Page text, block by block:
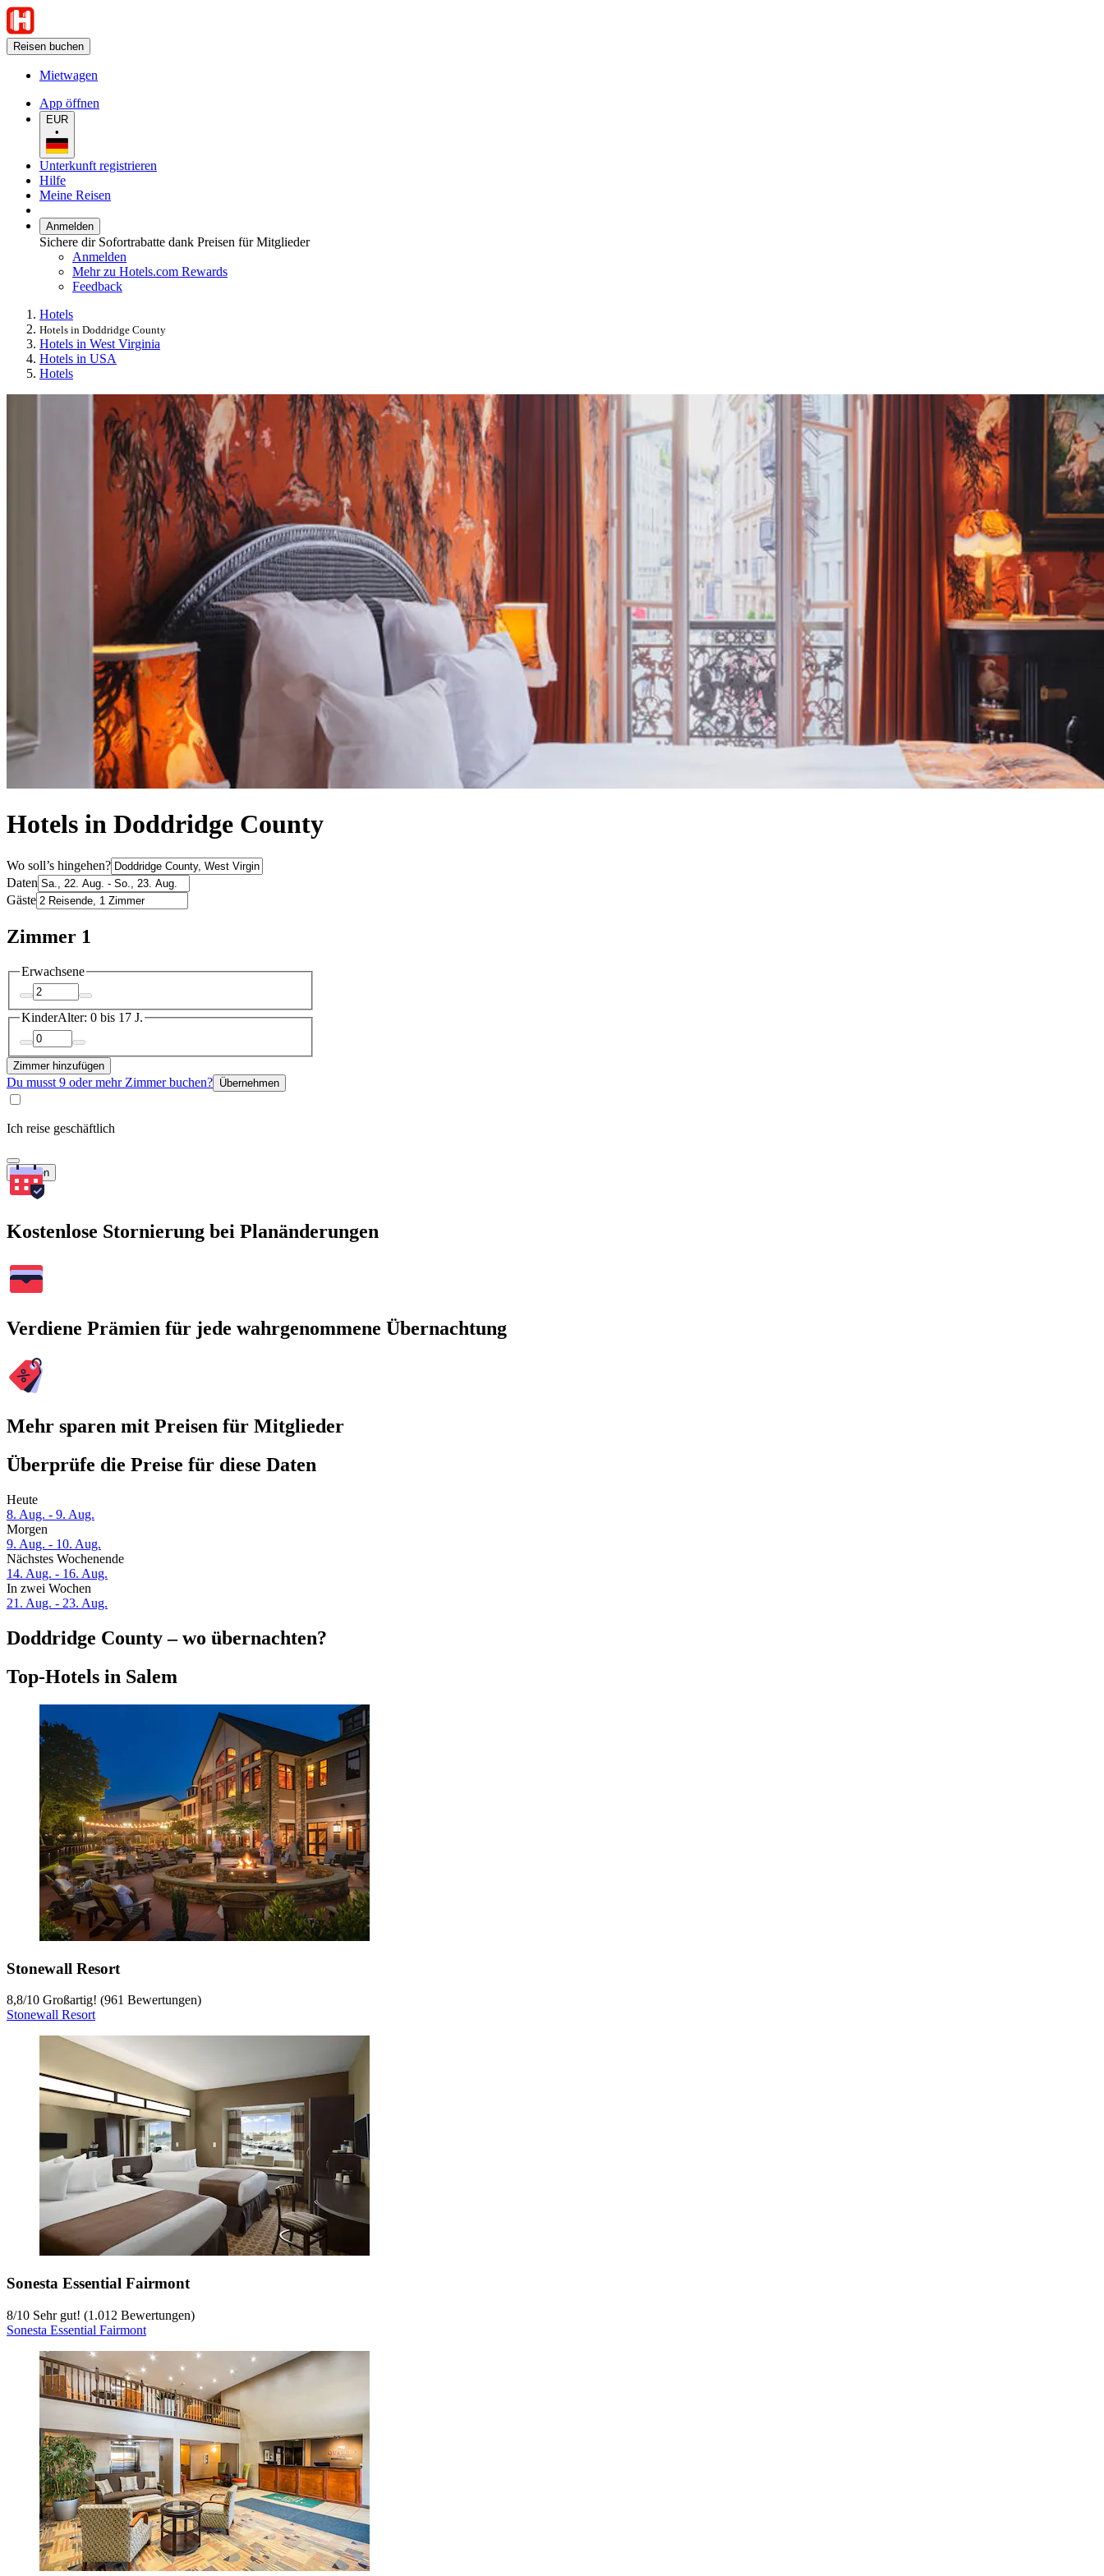
Reisen buchen
Mietwagen
App öffnen
EUR
•
Unterkunft registrieren
Hilfe
Meine Reisen
Anmelden
Sichere dir Sofortrabatte dank Preisen für Mitglieder
Anmelden
Mehr zu Hotels.com Rewards
Feedback
Hotels
Hotels in Doddridge County
Hotels in West Virginia
Hotels in USA
Hotels
Hotels in Doddridge County
Wo soll’s hingehen?
Daten
Gäste
Zimmer 1
Erwachsene
KinderAlter: 0 bis 17 J.
Zimmer hinzufügen
Du musst 9 oder mehr Zimmer buchen? Übernehmen
Ich reise geschäftlich
Suchen
Kostenlose Stornierung bei Planänderungen
Verdiene Prämien für jede wahrgenommene Übernachtung
Mehr sparen mit Preisen für Mitglieder
Überprüfe die Preise für diese Daten
Heute
8. Aug. - 9. Aug.
Morgen
9. Aug. - 10. Aug.
Nächstes Wochenende
14. Aug. - 16. Aug.
In zwei Wochen
21. Aug. - 23. Aug.
Doddridge County – wo übernachten?
Top-Hotels in Salem
Stonewall Resort
8,8/10 Großartig! (961 Bewertungen)
Stonewall Resort
Sonesta Essential Fairmont
8/10 Sehr gut! (1.012 Bewertungen)
Sonesta Essential Fairmont